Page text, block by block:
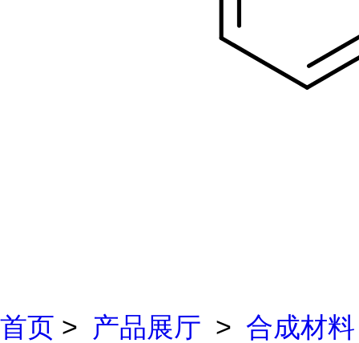
首页 > 产品展厅 > 合成材料